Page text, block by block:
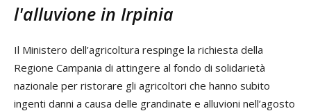
l'alluvione in Irpinia
Il Ministero dell’agricoltura respinge la richiesta della
Regione Campania di attingere al fondo di solidarietà
nazionale per ristorare gli agricoltori che hanno subito
ingenti danni a causa delle grandinate e alluvioni nell’agosto